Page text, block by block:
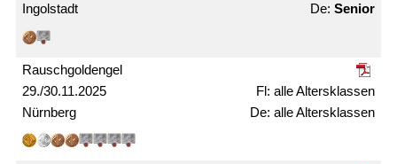
Ingolstadt
Senior
29./30.11.2025
Rausch­gold­engel
Nürnberg
alle Alters­klassen
alle Alters­­klassen